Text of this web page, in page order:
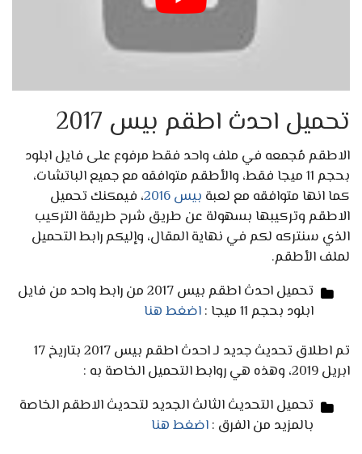
تحميل احدث اطقم بيس 2017
الاطقم مُجمعه في ملف واحد فقط مرفوع على فايل ابلود
بحجم 11 ميجا فقط، والأطقم متوافقه مع جميع الباتشات،
كما انها متوافقه مع لعبة بيس 2016
، فيمكنك تحميل
الاطقم وتركيبها بسهولة عن طريق شرح طريقة التركيب
الذي سنتركه لكم في نهاية المقال، وإليكم رابط التحميل
لملف الأطقم.
تحميل احدث اطقم بيس 2017 من رابط واحد من فايل
ابلود بحجم 11 ميجا :
اضغط هنا
تم اطلاق تحديث جديد لـ احدث اطقم بيس 2017 بتاريخ 17
ابريل 2019، وهذه هي روابط التحميل الخاصة به :
تحميل التحديث الثالث الجديد لتحديث الاطقم الخاصة
بالمزيد من الفرق :اضغط هنا